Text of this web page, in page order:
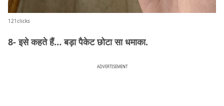
121clicks
8- इसे कहते हैं… बड़ा पैकेट छोटा सा धमाका.
ADVERTISEMENT